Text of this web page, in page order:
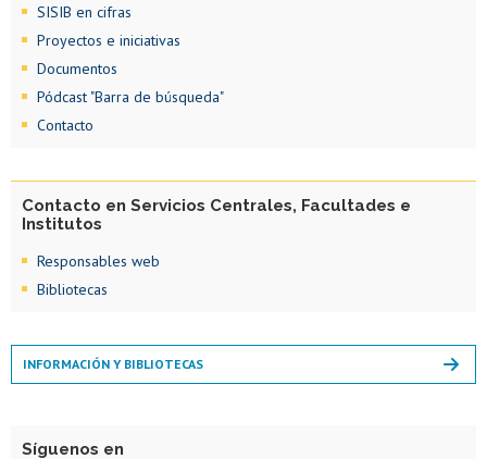
SISIB en cifras
Proyectos e iniciativas
Documentos
Pódcast "Barra de búsqueda"
Contacto
Contacto en Servicios Centrales, Facultades e
Institutos
Responsables web
Bibliotecas
INFORMACIÓN Y BIBLIOTECAS
Síguenos en